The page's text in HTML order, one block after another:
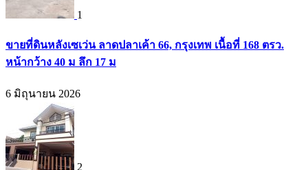
1
ขายที่ดินหลังเซเว่น ลาดปลาเค้า 66, กรุงเทพ เนื้อที่ 168 ตรว.
หน้ากว้าง 40 ม ลึก 17 ม
6 มิถุนายน 2026
2